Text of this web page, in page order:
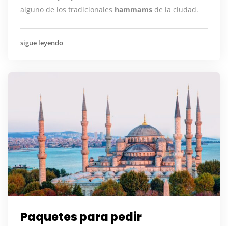
alguno de los tradicionales hammams de la ciudad.
sigue leyendo
Paquetes para pedir